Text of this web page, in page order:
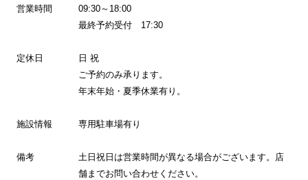
営業時間
09:30～18:00
最終予約受付 17:30
定休日
日 祝
ご予約のみ承ります。
年末年始・夏季休業有り。
施設情報 専用駐車場有り
備考
土日祝日は営業時間が異なる場合がございます。店
舗までお問い合わせください。